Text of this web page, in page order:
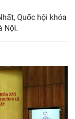
Quốc hội khóa
Nội.